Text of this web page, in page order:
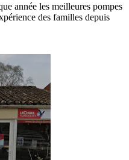
année les meilleures pompes
des familles depuis